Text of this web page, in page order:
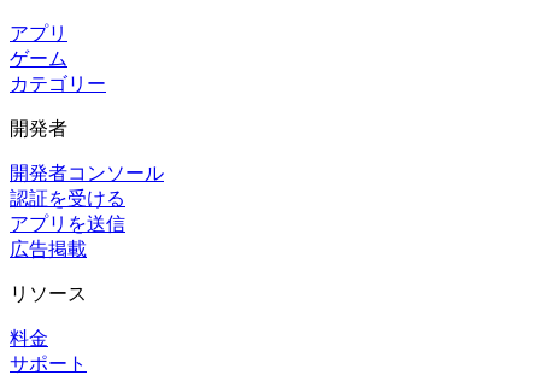
アプリ
ゲーム
カテゴリー
開発者
開発者コンソール
認証を受ける
アプリを送信
広告掲載
リソース
料金
サポート